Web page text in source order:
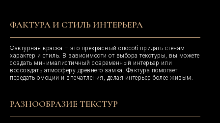
ФАКТУРА И СТИЛЬ ИНТЕРЬЕРА
Фактурная краска – это прекрасный способ придать стенам
характер и стиль. В зависимости от выбора текстуры, вы можете
создать минималистичный современный интерьер или
воссоздать атмосферу древнего замка. Фактура помогает
передать эмоции и впечатления, делая интерьер более живым.
РАЗНООБРАЗИЕ ТЕКСТУР